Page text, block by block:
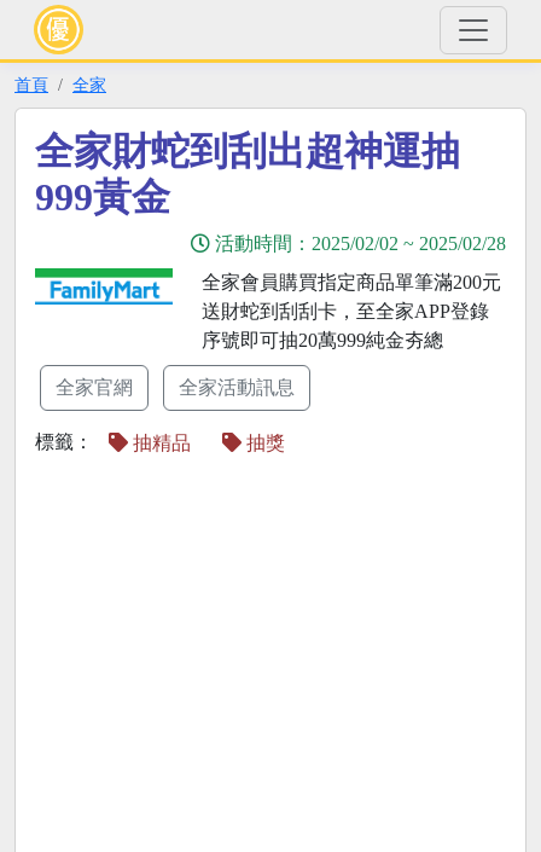
首頁 全家
全家財蛇到刮出超神運抽
999黃金
活動時間： 2025/02/02 ~ 2025/02/28
全家會員購買指定商品單筆滿200元
送財蛇到刮刮卡，至全家APP登錄
序號即可抽20萬999純金夯總
全家官網 全家活動訊息
標籤： 抽精品 抽獎